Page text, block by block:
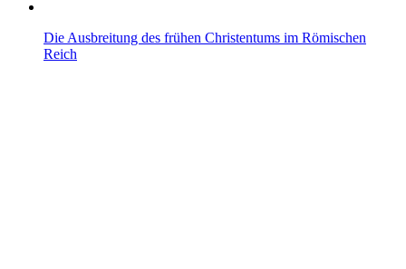
Die Ausbreitung des frühen Christentums im Römischen
Reich